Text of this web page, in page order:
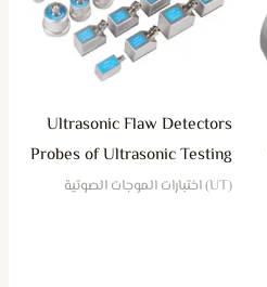
Ultrasonic Flaw Detectors
Probes of Ultrasonic Testing
(UT) اختبارات الموجات الصوتية